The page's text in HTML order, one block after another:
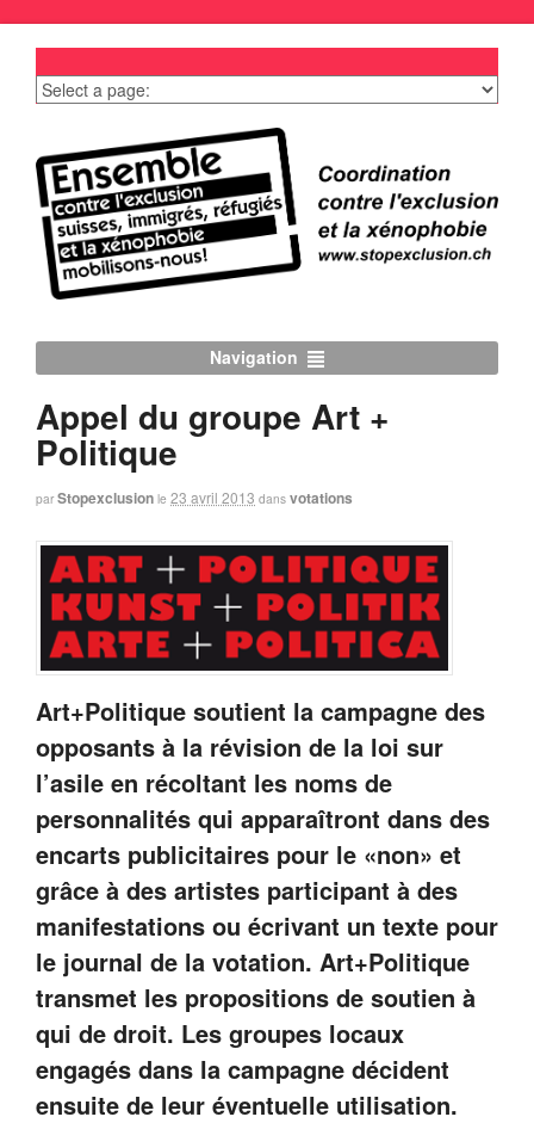
Navigation
Appel du groupe Art +
Politique
par Stopexclusion le 23 avril 2013 dans votations
Art+Politique soutient la campagne des
opposants à la révision de la loi sur
l’asile en récoltant les noms de
personnalités qui apparaîtront dans des
encarts publicitaires pour le «non» et
grâce à des artistes participant à des
manifestations ou écrivant un texte pour
le journal de la votation. Art+Politique
transmet les propositions de soutien à
qui de droit. Les groupes locaux
engagés dans la campagne décident
ensuite de leur éventuelle utilisation.